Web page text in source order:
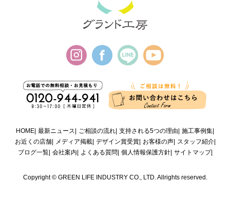
HOME 最新ニュース ご相談の流れ 支持される5つの理由 施工事例集
お近くの店舗
メディア掲載 デザイン賞受賞 お客様の声
スタッフ紹介
ブログ一覧 会社案内 よくある質問 個人情報保護方針 サイトマップ
Copyright © GREEN LIFE INDUSTRY CO., LTD. Allrights reserved.